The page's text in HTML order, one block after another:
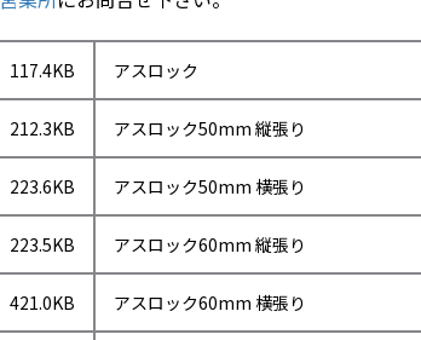
117.4KB アスロック
212.3KB アスロック50mm 縦張り
223.6KB アスロック50mm 横張り
223.5KB アスロック60mm 縦張り
421.0KB アスロック60mm 横張り